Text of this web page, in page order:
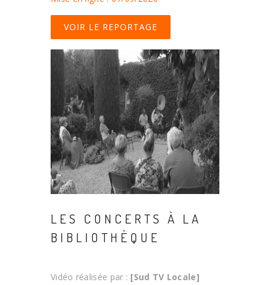
VOIR LE REPORTAGE
LES CONCERTS À LA
BIBLIOTHÈQUE
Vidéo réalisée par : [Sud TV Locale]